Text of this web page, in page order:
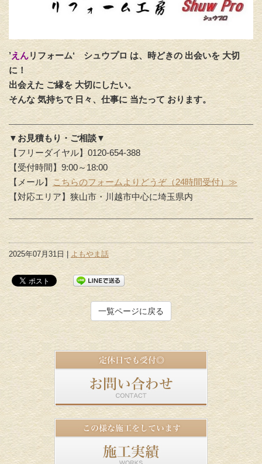
’えんリフォーム‘ シュウプロ は、時どきの 出会いを 大切
に！
出会えた ご縁を 大切にしたい。
そんな 気持ちで 日々、仕事に 当たって おります。
▼お見積もり・ご相談▼
【フリーダイヤル】0120-654-388
【受付時間】9:00～18:00
【メール】
こちらのフォームよりどうぞ（24時間受付）≫
【対応エリア】狭山市・川越市中心に埼玉県内
2025年07月31日 | よもやま話
一覧ページに戻る